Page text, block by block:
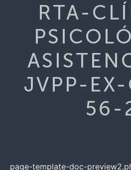
RTA-
JVPP-
56-
page-template-doc-